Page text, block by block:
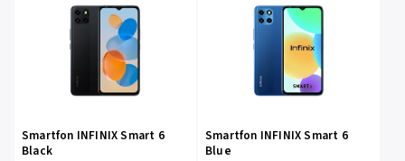
Najdrahšie
Najpredávanejšie
Abecedne
Smartfon INFINIX Smart 6
Black
Smartfon INFINIX Smart 6
Blue